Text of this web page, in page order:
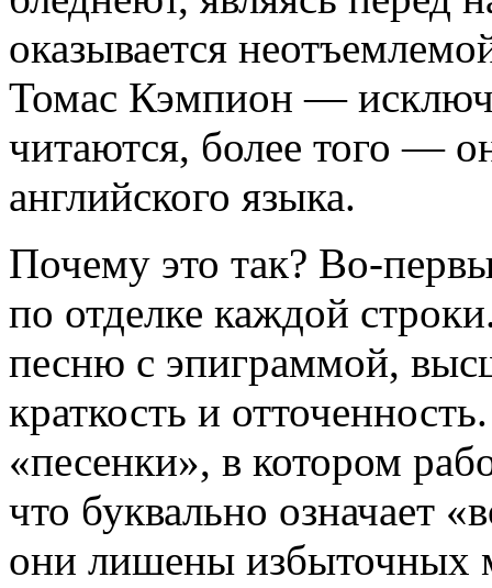
оказывается
Томас Кэмпион —
читаются, более того —
английского языка.
Почему это так? Во-
по отделке каждой
песню с эпиграммой,
краткость и
«песенки», в котором
что буквально означает
они лишены избыточных